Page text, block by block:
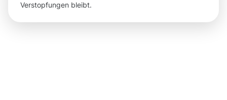
Verstopfungen bleibt.